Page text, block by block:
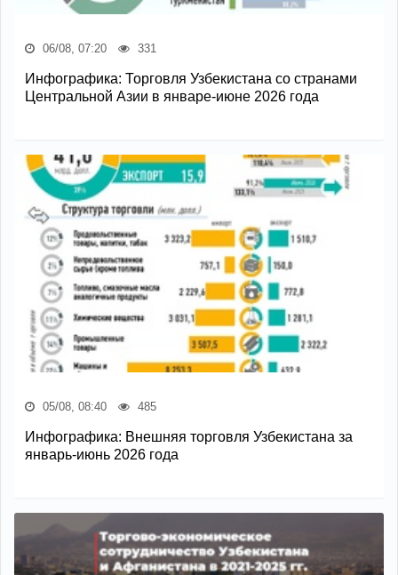
06/08, 07:20 331
Инфографика: Торговля Узбекистана со странами
Центральной Азии в январе-июне 2026 года
05/08, 08:40 485
Инфографика: Внешняя торговля Узбекистана за
январь-июнь 2026 года